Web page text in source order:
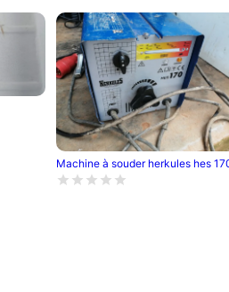
Machine à souder herkules hes